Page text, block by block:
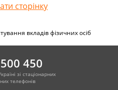
сторінку
вкладів фізичних осіб
450
зі стаціонарних
телефонів